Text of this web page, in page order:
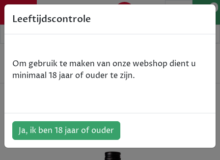
0
Spirits
Braeckman Hazelnoot - Jenever - 70cl
70cl
ArtikelNummer:513173
Leeftijdscontrole
Om gebruik te maken van onze webshop dient u
minimaal 18 jaar of ouder te zijn.
Ja, ik ben 18 jaar of ouder